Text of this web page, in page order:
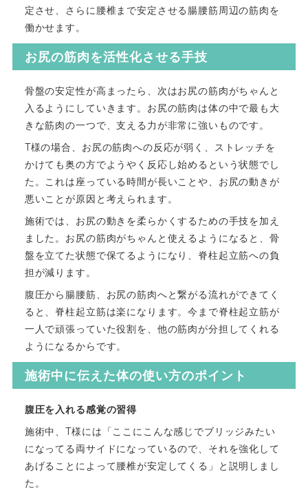
定させ、さらに腰椎まで安定させる腸腰筋周辺の筋肉を
働かせます。
お尻の筋肉を活性化させる手技
骨盤の安定性が高まったら、次はお尻の筋肉がちゃんと
入るようにしていきます。お尻の筋肉は体の中で最も大
きな筋肉の一つで、支える力が非常に強いものです。
T様の場合、お尻の筋肉への反応が弱く、ストレッチを
かけても奥の方でようやく反応し始めるという状態でし
た。これは座っている時間が長いことや、お尻の動きが
悪いことが原因と考えられます。
施術では、お尻の動きを柔らかくするための手技を加え
ました。お尻の筋肉がちゃんと使えるようになると、骨
盤を立てた状態で保てるようになり、脊柱起立筋への負
担が減ります。
腹圧から腸腰筋、お尻の筋肉へと繋がる流れができてく
ると、脊柱起立筋は楽になります。今まで脊柱起立筋が
一人で頑張っていた役割を、他の筋肉が分担してくれる
ようになるからです。
施術中に伝えた体の使い方のポイント
腹圧を入れる感覚の習得
施術中、T様には「ここにこんな感じでブリッジみたい
になってる両サイドになっているので、それを強化して
あげることによって腰椎が安定してくる」と説明しまし
た。